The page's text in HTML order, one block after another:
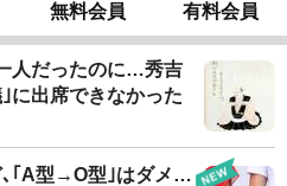
無料会員 有料会員
人だったのに…秀吉
に出席できなかった
｢A型→O型｣はダメ…